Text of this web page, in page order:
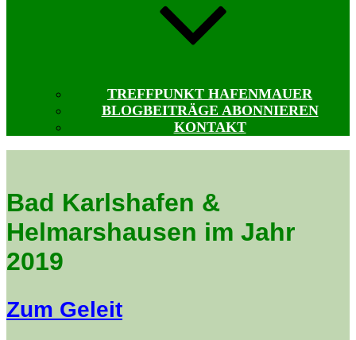
TREFFPUNKT HAFENMAUER
BLOGBEITRÄGE ABONNIEREN
KONTAKT
Bad Karlshafen &
Helmarshausen im Jahr
2019
Zum Geleit